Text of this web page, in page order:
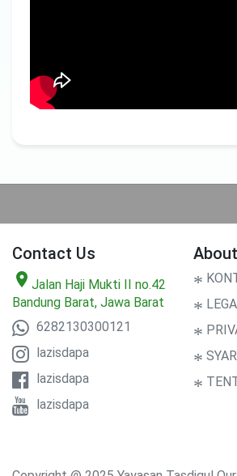
Contact Us
location_on Jalan Haji Mukti II no.42
Bandung Barat, Jawa Barat
6282130300121
lazisdapa
lazisdapa
lazisdapa
*
*
*
*
*